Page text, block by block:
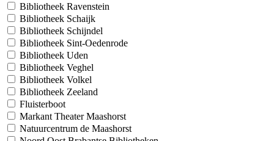
Bibliotheek Ravenstein
Bibliotheek Schaijk
Bibliotheek Schijndel
Bibliotheek Sint-Oedenrode
Bibliotheek Uden
Bibliotheek Veghel
Bibliotheek Volkel
Bibliotheek Zeeland
Fluisterboot
Markant Theater Maashorst
Natuurcentrum de Maashorst